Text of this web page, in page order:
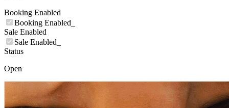
Booking Enabled
Booking Enabled_
Sale Enabled
Sale Enabled_
Status
Open